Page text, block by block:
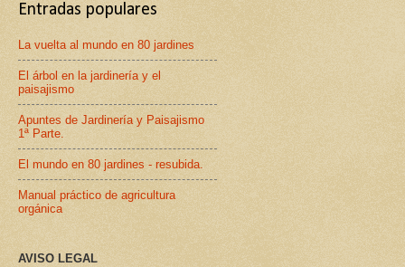
Entradas populares
La vuelta al mundo en 80 jardines
El árbol en la jardinería y el
paisajismo
Apuntes de Jardinería y Paisajismo
1ª Parte.
El mundo en 80 jardines - resubida.
Manual práctico de agricultura
orgánica
AVISO LEGAL